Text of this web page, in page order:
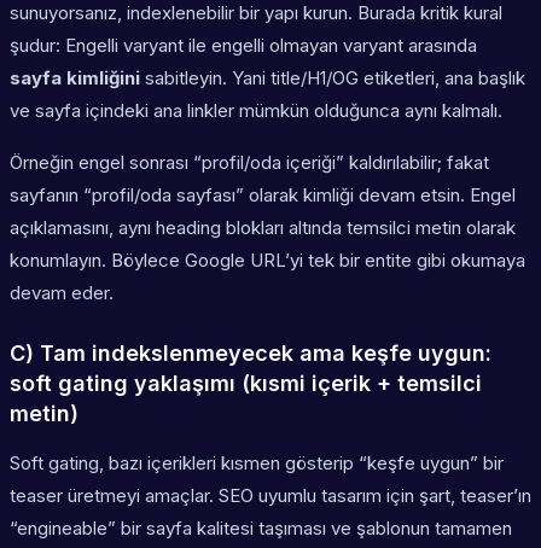
sunuyorsanız, indexlenebilir bir yapı kurun. Burada kritik kural
şudur: Engelli varyant ile engelli olmayan varyant arasında
sayfa kimliğini sabitleyin. Yani title/H1/OG etiketleri, ana başlık
ve sayfa içindeki ana linkler mümkün olduğunca aynı kalmalı.
Örneğin engel sonrası “profil/oda içeriği” kaldırılabilir; fakat
sayfanın “profil/oda sayfası” olarak kimliği devam etsin. Engel
açıklamasını, aynı heading blokları altında temsilci metin olarak
konumlayın. Böylece Google URL’yi tek bir entite gibi okumaya
devam eder.
C) Tam indekslenmeyecek ama keşfe uygun:
soft gating yaklaşımı (kısmi içerik + temsilci
metin)
Soft gating, bazı içerikleri kısmen gösterip “keşfe uygun” bir
teaser üretmeyi amaçlar. SEO uyumlu tasarım için şart, teaser’ın
“engineable” bir sayfa kalitesi taşıması ve şablonun tamamen